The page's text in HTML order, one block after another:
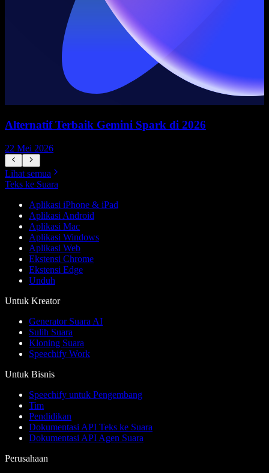
Alternatif Terbaik Gemini Spark di 2026
22 Mei 2026
Lihat semua
Teks ke Suara
Aplikasi iPhone & iPad
Aplikasi Android
Aplikasi Mac
Aplikasi Windows
Aplikasi Web
Ekstensi Chrome
Ekstensi Edge
Unduh
Untuk Kreator
Generator Suara AI
Sulih Suara
Kloning Suara
Speechify Work
Untuk Bisnis
Speechify untuk Pengembang
Tim
Pendidikan
Dokumentasi API Teks ke Suara
Dokumentasi API Agen Suara
Perusahaan